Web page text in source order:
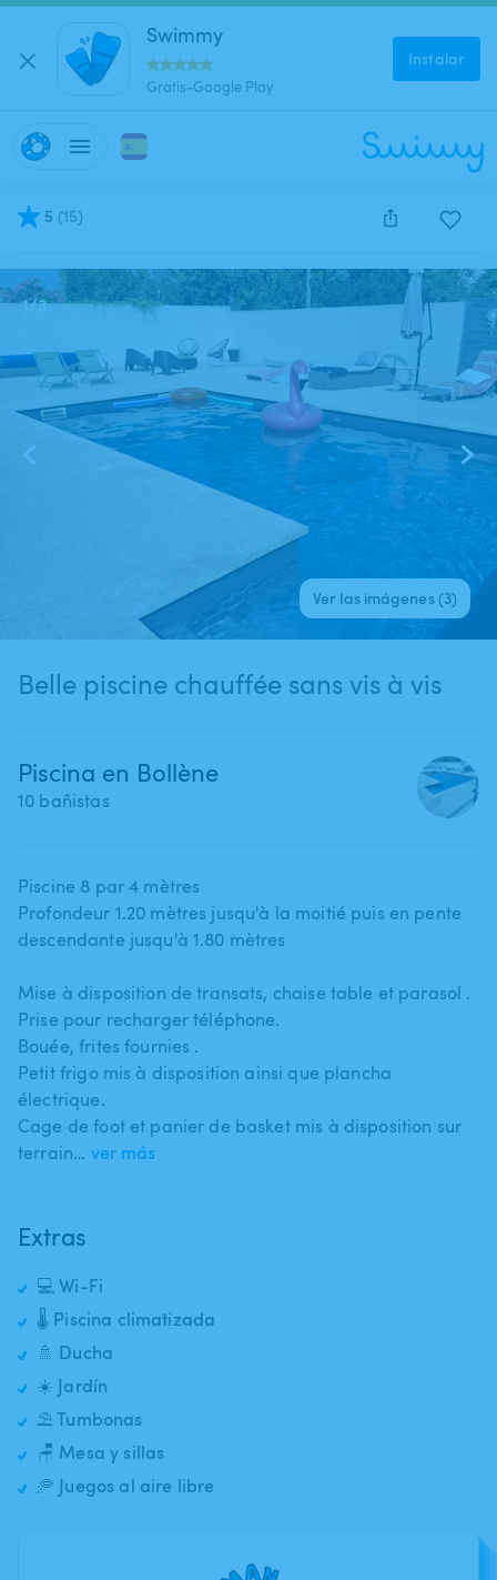
Swimmy
Gratis-Google Play
Instalar
5 (15)
Este anuncio está cerrado y no se puede reservar.
1/3
Ver las imágenes (3)
Belle piscine chauffée sans vis à vis
Piscina en Bollène
10 bañistas
Piscine 8 par 4 mètres
Profondeur 1.20 mètres jusqu'à la moitié puis en pente
descendante jusqu'à 1.80 mètres
Mise à disposition de transats​,​ chaise table et parasol .
Prise pour recharger téléphone.
Bouée​,​ frites fournies .
Petit frigo mis à disposition ainsi que plancha
électrique.
Cage de foot et panier de basket mis à disposition sur
terrain… ver más
Extras
💻 Wi-Fi
🌡️ Piscina climatizada
🚿 Ducha
☀️ Jardín
⛱️ Tumbonas
🪑 Mesa y sillas
🥏 Juegos al aire libre